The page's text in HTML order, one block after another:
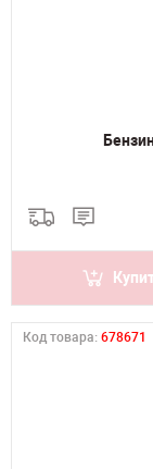
Код товара: 678671